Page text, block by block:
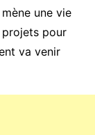
une vie
projets pour
va venir